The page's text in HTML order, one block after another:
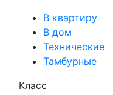
В квартиру
В дом
Технические
Тамбурные
Класс